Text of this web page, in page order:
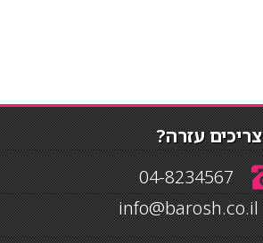
צריכים עזרה?
04-8234567
info@barosh.co.il